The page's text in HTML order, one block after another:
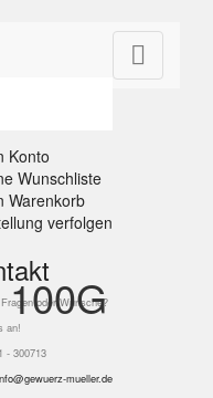

Konto
Wunschliste
Warenkorb
verfolgen
oder Wünsche?
an!
- 300713
mueller.de